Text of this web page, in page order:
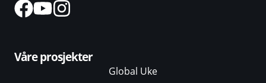
Våre prosjekter
Global Uke